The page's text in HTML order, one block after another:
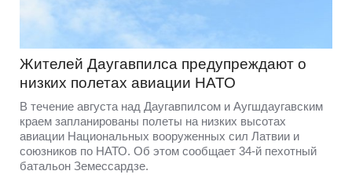
Жителей Даугавпилса предупреждают о
низких полетах авиации НАТО
В течение августа над Даугавпилсом и Аугшдаугавским
краем запланированы полеты на низких высотах
авиации Национальных вооруженных сил Латвии и
союзников по НАТО. Об этом сообщает 34-й пехотный
батальон Земессардзе.